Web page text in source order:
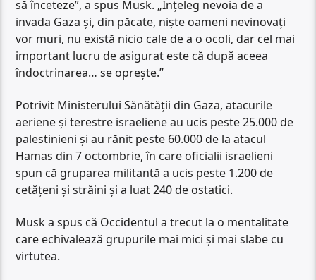
să înceteze”, a spus Musk. „Înțeleg nevoia de a
invada Gaza și, din păcate, niște oameni nevinovați
vor muri, nu există nicio cale de a o ocoli, dar cel mai
important lucru de asigurat este că după aceea
îndoctrinarea… se oprește.”
Potrivit Ministerului Sănătății din Gaza, atacurile
aeriene și terestre israeliene au ucis peste 25.000 de
palestinieni și au rănit peste 60.000 de la atacul
Hamas din 7 octombrie, în care oficialii israelieni
spun că gruparea militantă a ucis peste 1.200 de
cetățeni și străini și a luat 240 de ostatici.
Musk a spus că Occidentul a trecut la o mentalitate
care echivalează grupurile mai mici și mai slabe cu
virtutea.